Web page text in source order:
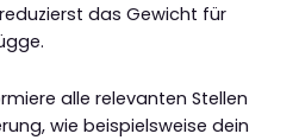
das Gewicht für
alle relevanten Stellen
wie beispielsweise dein